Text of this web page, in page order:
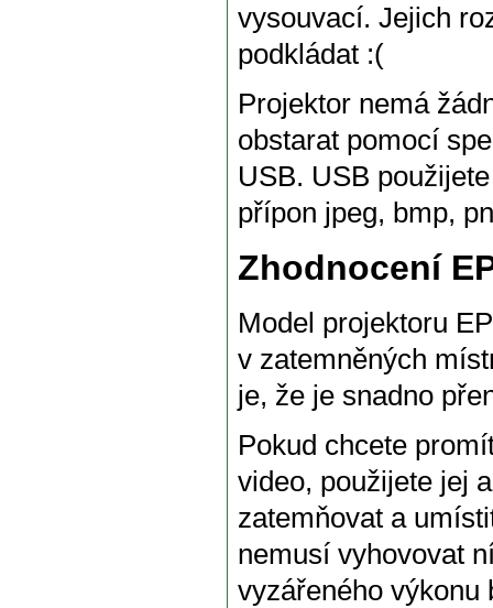
vysouvací. Jejich
podkládat :(
Projektor nemá
obstarat pomocí
USB. USB
přípon jpeg, bmp,
Zhodnocení
Model projektoru
v zatemněných
je, že je snadno
Pokud chcete
video, použijete jej
zatemňovat a
nemusí vyhovovat
vyzářeného výkonu